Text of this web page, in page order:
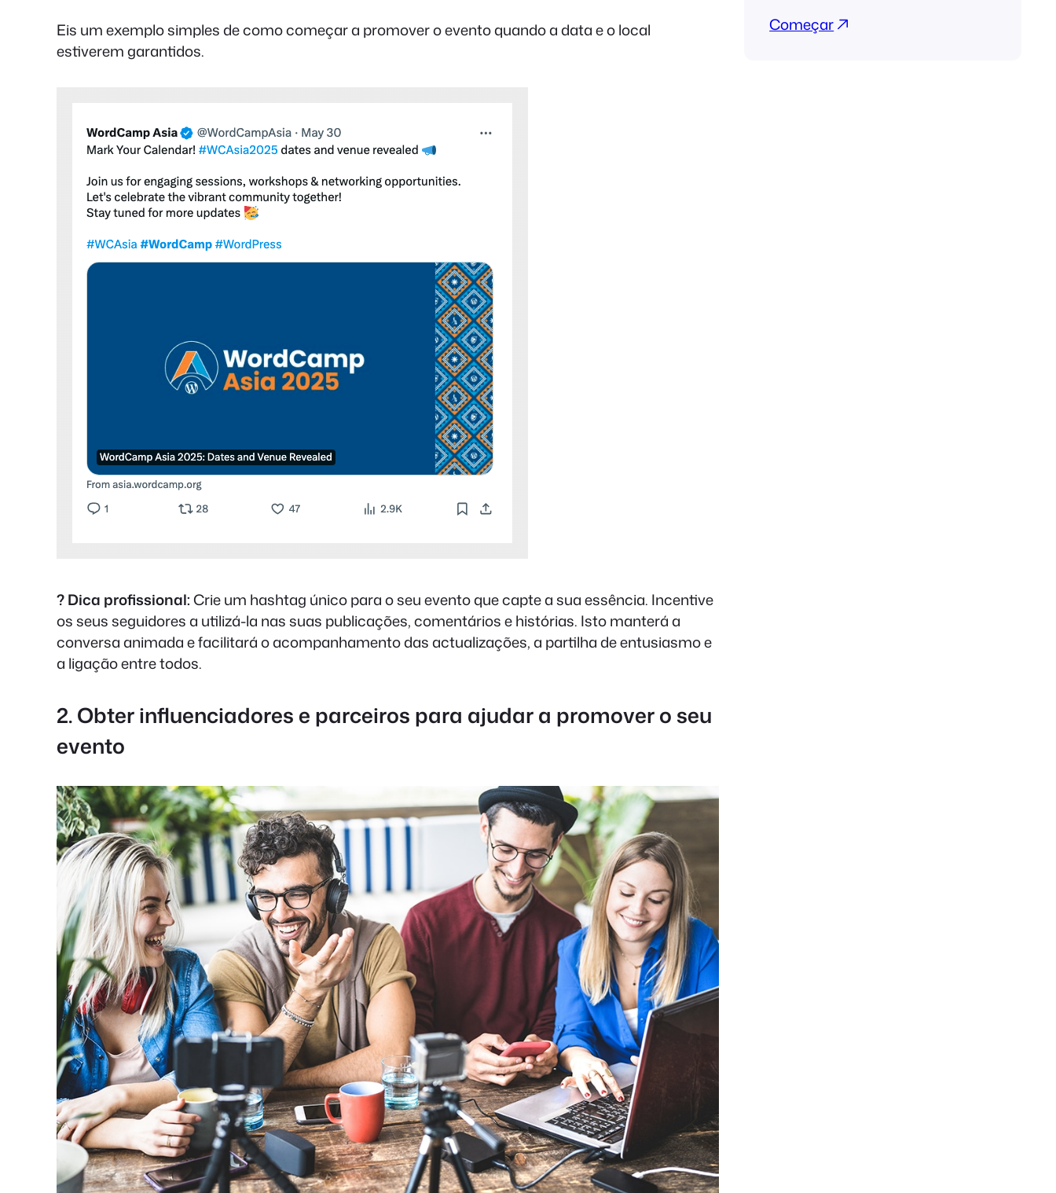
Eis um exemplo simples de como começar a promover o evento quando a data e o local
estiverem garantidos.
? Dica profissional:Crie um hashtag único para o seu evento que capte a sua essência. Incentive
os seus seguidores a utilizá-la nas suas publicações, comentários e histórias. Isto manterá a
conversa animada e facilitará o acompanhamento das actualizações, a partilha de entusiasmo e
a ligação entre todos.
2. Obter influenciadores e parceiros para ajudar a promover o seu
evento
Começar